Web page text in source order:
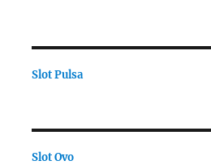
Slot Pulsa
Slot Ovo